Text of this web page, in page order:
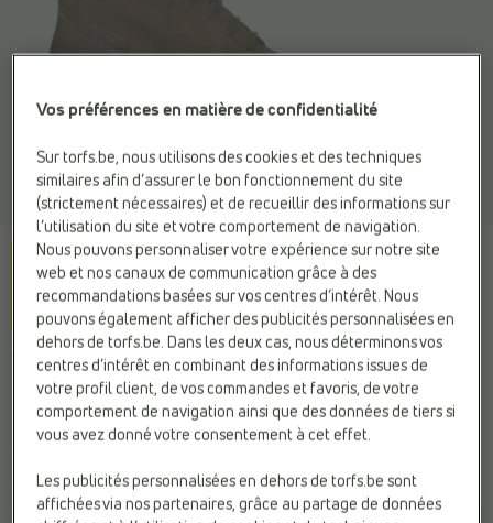
TAMARIS
Boots à lacets marron
Couleur
Vos préférences en matière de confidentialité
Sur torfs.be, nous utilisons des cookies et des techniques
similaires afin d’assurer le bon fonctionnement du site
(strictement nécessaires) et de recueillir des informations sur
l’utilisation du site et votre comportement de navigation.
Nous pouvons personnaliser votre expérience sur notre site
web et nos canaux de communication grâce à des
recommandations basées sur vos centres d’intérêt. Nous
pouvons également afficher des publicités personnalisées en
dehors de torfs.be. Dans les deux cas, nous déterminons vos
centres d’intérêt en combinant des informations issues de
votre profil client, de vos commandes et favoris, de votre
comportement de navigation ainsi que des données de tiers si
vous avez donné votre consentement à cet effet.
Les publicités personnalisées en dehors de torfs.be sont
affichées via nos partenaires, grâce au partage de données